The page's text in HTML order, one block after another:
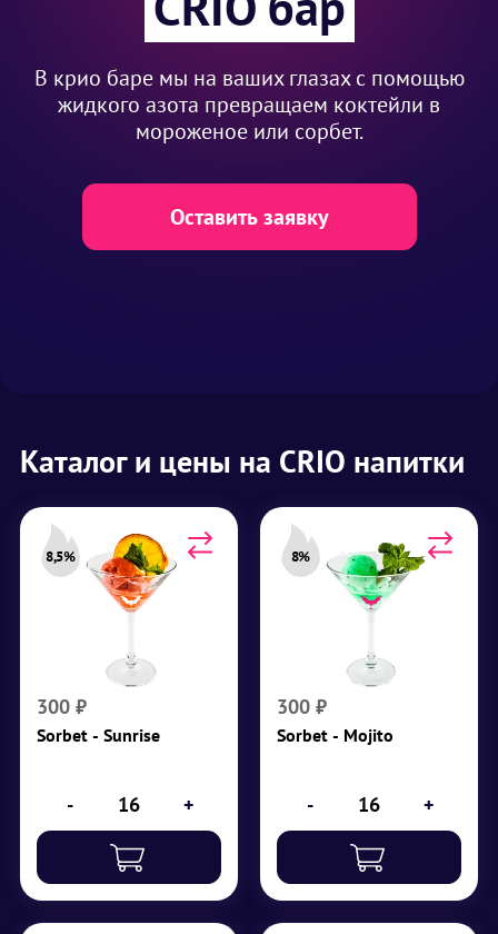
В крио баре мы на ваших глазах с помощью
жидкого азота превращаем коктейли в
мороженое или сорбет.
Оставить заявку
Каталог и цены на CRIO напитки
8,5%
300 ₽
Sorbet - Sunrise
- +
Sorbet - Sunrise
Крепость 8,5%
сироп, апельсиновый
8%
300 ₽
Sorbet - Mojito
- +
Sorbet - Mojito
Крепость 8%
белый ром, мята, лайм,
содовая, мятный